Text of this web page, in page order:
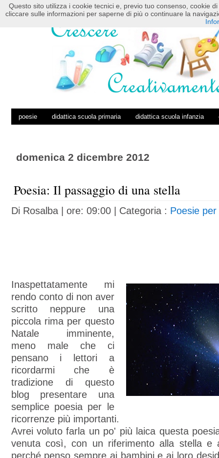
HOME POSTS RSS COMMENTS RSS
poesie didattica scuola primaria didattica scuola infanzia
domenica 2 dicembre 2012
Poesia: Il passaggio di una stella
Di Rosalba| ore: 09:00 | Categoria : Poesie
Inaspettatamente mi
rendo conto di non aver
scritto neppure una
piccola rima per questo
Natale imminente,
meno male che ci
pensano i lettori a
ricordarmi che è
tradizione di questo
blog presentare una
semplice poesia per le
ricorrenze più importanti.
Avrei voluto farla un po' più laica questa
venuta così, con un riferimento alla stella e
perché penso sempre ai bambini e ai loro
Questo sito utilizza i cookie tecnici e, previo tuo consenso, cookie
cliccare sulle informazioni per saperne di più o continuare la